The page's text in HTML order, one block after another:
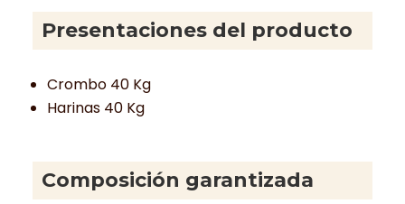
Presentaciones del producto
Crombo 40 Kg
Harinas 40 Kg
Composición garantizada